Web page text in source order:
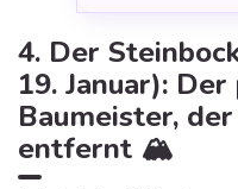
4. Der
19. Januar):
Baumeister,
entfernt 🏔️